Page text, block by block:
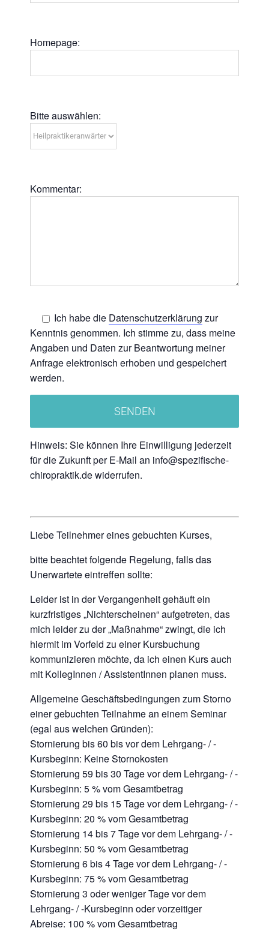
Homepage:
Bitte auswählen:
Kommentar:
Ich habe die Datenschutzerklärung zur
Kenntnis genommen. Ich stimme zu, dass meine
Angaben und Daten zur Beantwortung meiner
Anfrage elektronisch erhoben und gespeichert
werden.
Hinweis: Sie können Ihre Einwilligung jederzeit
für die Zukunft per E-Mail an info@spezifische-
chiropraktik.de widerrufen.
Liebe Teilnehmer eines gebuchten Kurses,
bitte beachtet folgende Regelung, falls das
Unerwartete eintreffen sollte:
Leider ist in der Vergangenheit gehäuft ein
kurzfristiges „Nichterscheinen“ aufgetreten, das
mich leider zu der „Maßnahme“ zwingt, die ich
hiermit im Vorfeld zu einer Kursbuchung
kommunizieren möchte, da ich einen Kurs auch
mit KollegInnen / AssistentInnen planen muss.
Allgemeine Geschäftsbedingungen zum Storno
einer gebuchten Teilnahme an einem Seminar
(egal aus welchen Gründen):
Stornierung bis 60 bis vor dem Lehrgang- / -
Kursbeginn: Keine Stornokosten
Stornierung 59 bis 30 Tage vor dem Lehrgang- / -
Kursbeginn: 5 % vom Gesamtbetrag
Stornierung 29 bis 15 Tage vor dem Lehrgang- / -
Kursbeginn: 20 % vom Gesamtbetrag
Stornierung 14 bis 7 Tage vor dem Lehrgang- / -
Kursbeginn: 50 % vom Gesamtbetrag
Stornierung 6 bis 4 Tage vor dem Lehrgang- / -
Kursbeginn: 75 % vom Gesamtbetrag
Stornierung 3 oder weniger Tage vor dem
Lehrgang- / -Kursbeginn oder vorzeitiger
Abreise: 100 % vom Gesamtbetrag